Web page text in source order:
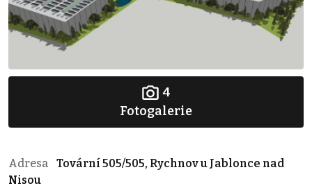
4
Fotogalerie
Adresa
Tovární 505/505, Rychnov u Jablonce nad
Nisou